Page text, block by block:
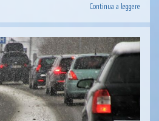
Continua a leggere